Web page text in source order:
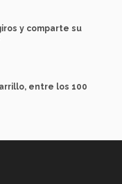
y comparte su
entre los 100